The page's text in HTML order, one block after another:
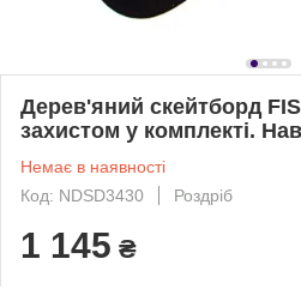
Дерев'яний скейтборд
захистом у комплекті.
Немає в наявності
Код: NDSD3430
Роздріб
1 145 ₴